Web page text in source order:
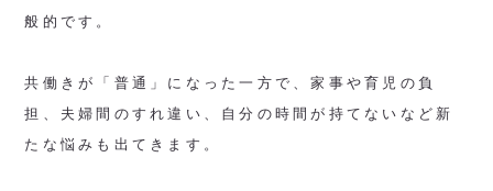
般的です。
共働きが「普通」になった一方で、家事や育児の負
担、夫婦間のすれ違い、自分の時間が持てないなど新
たな悩みも出てきます。